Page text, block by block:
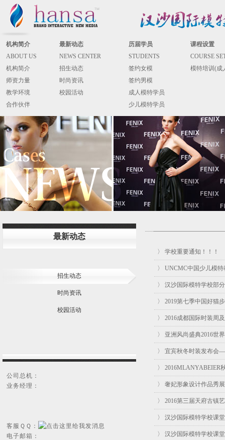
机构简介 最新动态 历届学员
课程设置
ABOUT US
NEWS CENTER STUDENTS
COURSE
机构简介
招生动态 签约女模
模特培训(成
师资力量
时尚资讯
签约男模
教学环境
校园活动
成人模特学员
合作伙伴
少儿模特学员
最新动态
招生动态
时尚资讯
校园活动
公司总机：
业务经理：
客服ＱＱ：
电子邮箱：
〉 学校重要通知！！！
〉 UNCMC中国少儿模
〉 汉沙国际模特学校部
〉 2019第七季中国好猫
〉 2016成都国际时装周
〉 亚洲风尚盛典2016世
〉 宜宾秋冬时装发布会
〉
〉 奢妃形象设计作品秀
〉 2016第三届天府古镇
〉 汉沙国际模特学校课
〉 汉沙国际模特学校课